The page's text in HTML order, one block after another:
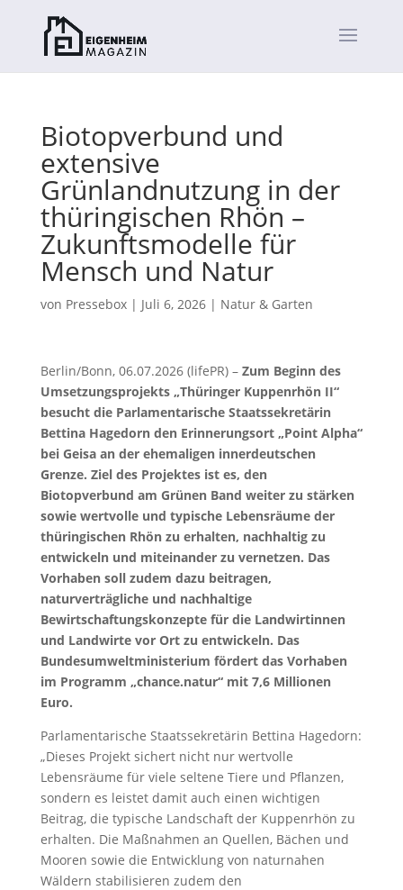
Biotopverbund und
extensive
Grünlandnutzung in der
thüringischen Rhön –
Zukunftsmodelle für
Mensch und Natur
von Pressebox| Juli 6, 2026| Natur & Garten
Berlin/Bonn, 06.07.2026 (lifePR) – Zum Beginn des
Umsetzungsprojekts „Thüringer Kuppenrhön II“
besucht die Parlamentarische Staatssekretärin
Bettina Hagedorn den Erinnerungsort „Point Alpha“
bei Geisa an der ehemaligen innerdeutschen
Grenze. Ziel des Projektes ist es, den
Biotopverbund am Grünen Band weiter zu stärken
sowie wertvolle und typische Lebensräume der
thüringischen Rhön zu erhalten, nachhaltig zu
entwickeln und miteinander zu vernetzen. Das
Vorhaben soll zudem dazu beitragen,
naturverträgliche und nachhaltige
Bewirtschaftungskonzepte für die Landwirtinnen
und Landwirte vor Ort zu entwickeln. Das
Bundesumweltministerium fördert das Vorhaben
im Programm „chance.natur“ mit 7,6 Millionen
Euro.
Parlamentarische Staatssekretärin Bettina Hagedorn:
„Dieses Projekt sichert nicht nur wertvolle
Lebensräume für viele seltene Tiere und Pflanzen,
sondern es leistet damit auch einen wichtigen
Beitrag, die typische Landschaft der Kuppenrhön zu
erhalten. Die Maßnahmen an Quellen, Bächen und
Mooren sowie die Entwicklung von naturnahen
Wäldern stabilisieren zudem den